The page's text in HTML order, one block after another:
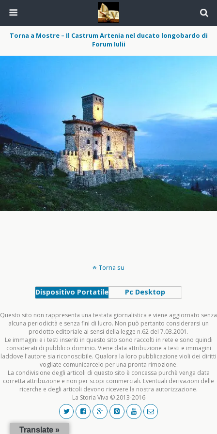
Torna a Mostre – Il Castrum Artenia nel ducato longobardo di
Forum Iulii
Torna su
Dispositivo Portatile Pc Desktop
Questo sito non rappresenta una testata giornalistica e viene aggiornato senza
alcuna periodicità e senza fini di lucro. Non può pertanto considerarsi un
prodotto editoriale ai sensi della legge n.62 del 7.03.2001.
Le immagini e i testi inseriti in questo sito sono raccolti in rete e sono quindi
considerati di pubblico dominio. Viene data attribuzione a testi e immagini
laddove l'autore sia riconoscibile. Qualora la loro pubblicazione violi dei diritti
vogliate comunicarcelo per una pronta rimozione.
La condivisione degli articoli di questo sito è concessa purchè venga data
corretta attribuzione e non per scopi commerciali. Eventuali derivazioni delle
ricerche e degli articoli devono ricevere la nostra autorizzazione.
La Storia Viva © 2013-2016
Translate »